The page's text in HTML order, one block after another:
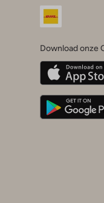
Download onze